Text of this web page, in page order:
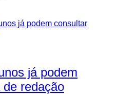
já podem
redação